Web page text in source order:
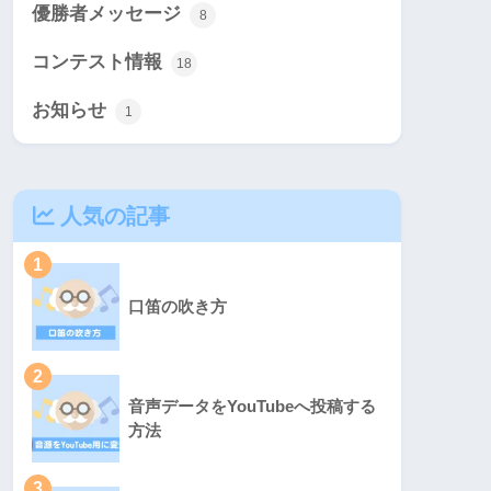
優勝者メッセージ 8
コンテスト情報 18
お知らせ 1
人気の記事
1
口笛の吹き方
2
音声データをYouTubeへ投稿する
方法